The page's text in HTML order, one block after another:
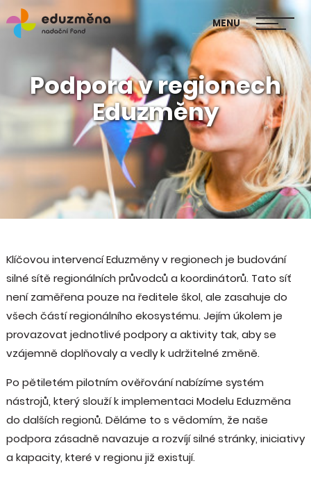
MENU
Publikace Mapa změny
Podpora v regionech
Eduzměny
Klíčovou intervencí Eduzměny v regionech je budování
silné sítě regionálních průvodců a koordinátorů. Tato síť
není zaměřena pouze na ředitele škol, ale zasahuje do
všech částí regionálního ekosystému. Jejím úkolem je
provazovat jednotlivé podpory a aktivity tak, aby se
vzájemně doplňovaly a vedly k udržitelné změně.
Po pětiletém pilotním ověřování nabízíme systém
nástrojů, který slouží k implementaci Modelu Eduzměna
do dalších regionů. Děláme to s vědomím, že naše
podpora zásadně navazuje a rozvíjí silné stránky, iniciativy
a kapacity, které v regionu již existují.